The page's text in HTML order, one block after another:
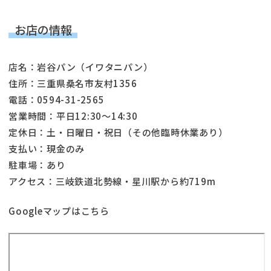
お店の情報
店名：岩谷パン（イワタニパン）
住所：三重県桑名市友村1356
電話：0594-31-2565
営業時間：平日12:30〜14:30
定休日：土・日曜日・祝日（その他臨時休業あり）
支払い：現金のみ
駐車場：あり
アクセス：三岐鉄道北勢線・星川駅から約719m
Googleマップはこちら